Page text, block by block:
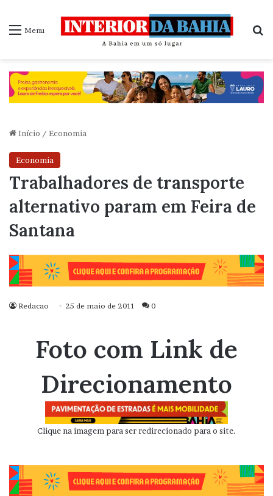
Menu
Início / Economia
Economia
Trabalhadores de transporte
alternativo param em Feira de
Santana
Redacao 25 de maio de 2011 0
Foto com Link de
Direcionamento
Clique na imagem para ser redirecionado para o site.